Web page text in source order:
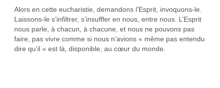
Alors en cette eucharistie, demandons l’Esprit, invoquons-le.
Laissons-le s’infiltrer, s’insuffler en nous, entre nous. L’Esprit
nous parle, à chacun, à chacune, et nous ne pouvons pas
faire, pas vivre comme si nous n’avions « même pas entendu
dire qu’il » est là, disponible, au cœur du monde.